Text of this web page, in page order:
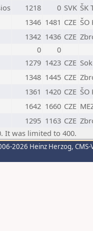
1218 0 SVK ŠK
1346 1481 CZE ŠO
1342 1436 CZE
0
0
1279 1423 CZE
1348 1445 CZE
1361 1420 CZE ŠO
1642 1660 CZE
1295 1163 CZE
It was limited to 400.
2026 Heinz Herzog,